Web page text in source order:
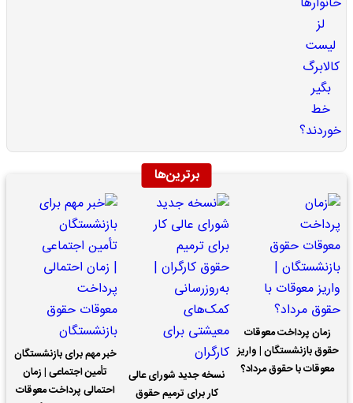
برترین‌ها
زمان پرداخت معوقات
حقوق بازنشستگان | واریز
معوقات با حقوق مرداد؟
نسخه جدید شورای عالی
کار برای ترمیم حقوق
خبر مهم برای بازنشستگان
تأمین اجتماعی | زمان
احتمالی پرداخت معوقات